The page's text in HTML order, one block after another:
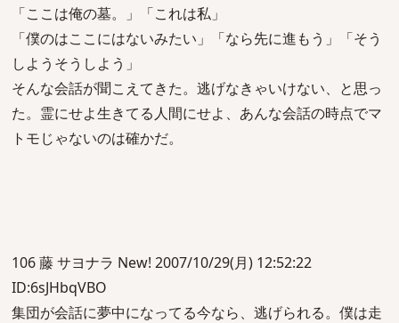
「ここは俺の墓。」「これは私」
「僕のはここにはないみたい」「なら先に進もう」「そう
しようそうしよう」
そんな会話が聞こえてきた。逃げなきゃいけない、と思っ
た。霊にせよ生きてる人間にせよ、あんな会話の時点でマ
トモじゃないのは確かだ。
106 藤 サヨナラ New! 2007/10/29(月) 12:52:22
ID:6sJHbqVBO
集団が会話に夢中になってる今なら、逃げられる。僕は走